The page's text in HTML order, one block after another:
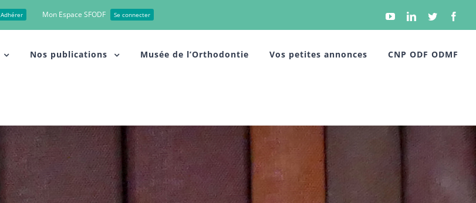
Adhérer Mon Espace SFODF Se connecter YouTubeLinkedinTwitter
Nos publications Musée de l’Orthodontie Vos petites annonces CNP ODF ODMF